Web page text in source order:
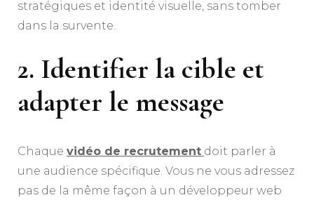
stratégiques et identité visuelle, sans tomber
dans la survente.
2. Identifier la cible et
adapter le message
Chaque vidéo de recrutement doit parler à
une audience spécifique. Vous ne vous adressez
pas de la même façon à un développeur web